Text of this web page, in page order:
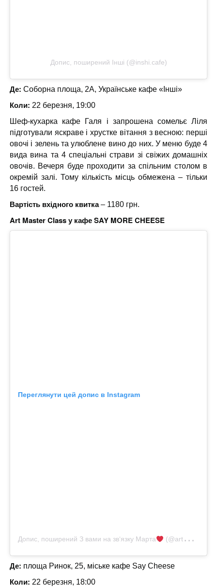
Допис, поширений Інші (@inshi.cafe)
Де: Соборна площа, 2А, Українське кафе «Інші»
Коли: 22 березня, 19:00
Шеф-кухарка кафе Галя і запрошена сомельє Ліля
підготували яскраве і хрустке вітання з весною: перші
овочі і зелень та улюблене вино до них. У меню буде 4
вида вина та 4 спеціальні страви зі свіжих домашніх
овочів. Вечеря буде проходити за спільним столом в
окремій залі. Тому кількість місць обмежена – тільки
16 гостей.
Вартість вхідного квитка– 1180 грн.
Art Master Class у кафе SAY MORE CHEESE
Переглянути цей допис в Instagram
Допис, поширений З вами на зв‘язку Марта (@artmasterclasslviv)
Де: площа Ринок, 25, міське кафе Say Cheese
Коли: 22 березня, 18:00